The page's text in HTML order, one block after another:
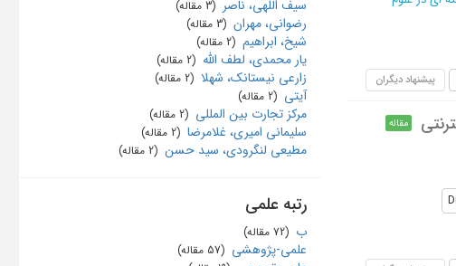
پیشنهاد دیگران
مقاله
سیف اللهی، ناصر ‏ (3 مقاله)
رضوانی، مهران ‏ (3 مقاله)
شیخ، ابراهیم ‏ (2 مقاله)
یار محمدی، لطف الله ‏ (2 مقاله)
زارعی نیستانک، شهلا ‏ (2 مقاله)
آیتی ‏ (2 مقاله)
مرکز تجارت بین المللی ‏ (2 مقاله)
سلیمانی امیری، غلامرضا ‏ (2 مقاله)
مطیعی لنگرودی، سید حسن ‏ (2 مقاله)
رتبه علمی
ب ‏ (72 مقاله)
علمی-پژوهشی ‏ (57 مقاله)